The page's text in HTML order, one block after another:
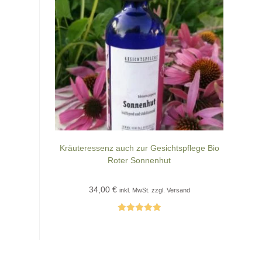
Kräuteressenz auch zur Gesichtspflege Bio
Roter Sonnenhut
34,00 € inkl. MwSt. zzgl. Versand